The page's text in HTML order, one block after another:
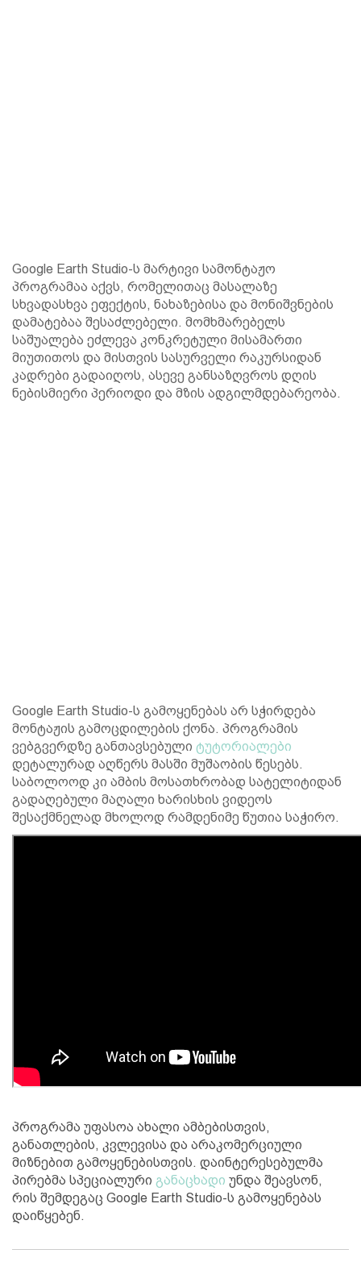
Google Earth Studio-ს მარტივი სამონტაჟო
პროგრამაა აქვს, რომელითაც მასალაზე
სხვადასხვა ეფექტის, ნახაზებისა და მონიშვნების
დამატებაა შესაძლებელი. მომხმარებელს
საშუალება ეძლევა კონკრეტული მისამართი
მიუთითოს და მისთვის სასურველი რაკურსიდან
კადრები გადაიღოს, ასევე განსაზღვროს დღის
ნებისმიერი პერიოდი და მზის ადგილმდებარეობა.
Google Earth Studio-ს გამოყენებას არ სჭირდება
მონტაჟის გამოცდილების ქონა. პროგრამის
ვებგვერდზე განთავსებული ტუტორიალები
დეტალურად აღწერს მასში მუშაობის წესებს.
საბოლოოდ კი ამბის მოსათხრობად სატელიტიდან
გადაღებული მაღალი ხარისხის ვიდეოს
შესაქმნელად მხოლოდ რამდენიმე წუთია საჭირო.
პროგრამა უფასოა ახალი ამბებისთვის,
განათლების, კვლევისა და არაკომერციული
მიზნებით გამოყენებისთვის. დაინტერესებულმა
პირებმა სპეციალური განაცხადი უნდა შეავსონ,
რის შემდეგაც Google Earth Studio-ს გამოყენებას
დაიწყებენ.